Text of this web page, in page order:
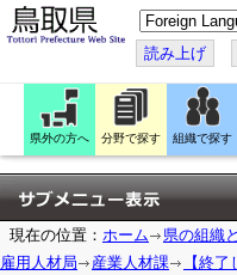
こ
の
ペ
ー
ジ
翻
訳
す
る
読み上げ
県外の方へ 分野で探す 組織で探す
現在の位置： ホーム 県の組織
雇用人材局
産業人材課
【終